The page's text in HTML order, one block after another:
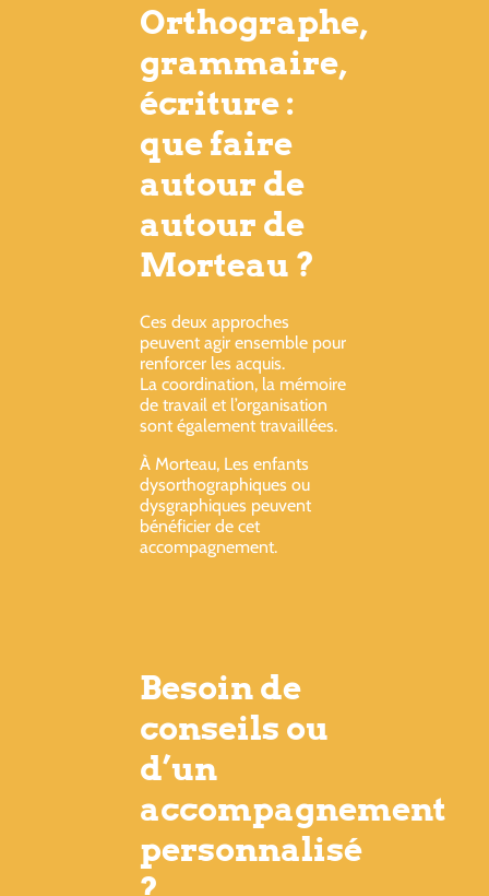
Orthographe,
grammaire,
écriture :
que faire
autour de
autour de
Morteau ?
Ces deux approches
peuvent agir ensemble pour
renforcer les acquis.
La coordination, la mémoire
de travail et l’organisation
sont également travaillées.
À Morteau, Les enfants
dysorthographiques ou
dysgraphiques peuvent
bénéficier de cet
accompagnement.
Besoin de
conseils ou
d’un
accompagnement
personnalisé